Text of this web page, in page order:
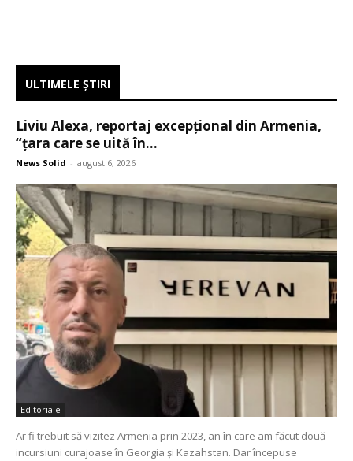
ULTIMELE ŞTIRI
Liviu Alexa, reportaj excepțional din Armenia,
“țara care se uită în...
News Solid - august 6, 2026
Editoriale
Ar fi trebuit să vizitez Armenia prin 2023, an în care am făcut două
incursiuni curajoase în Georgia și Kazahstan. Dar începuse